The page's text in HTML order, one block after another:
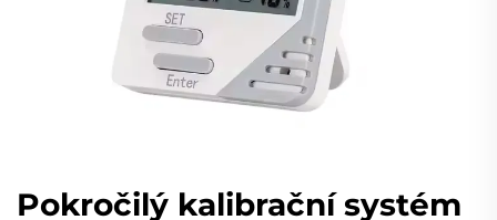
Pokročilý kalibrační systém